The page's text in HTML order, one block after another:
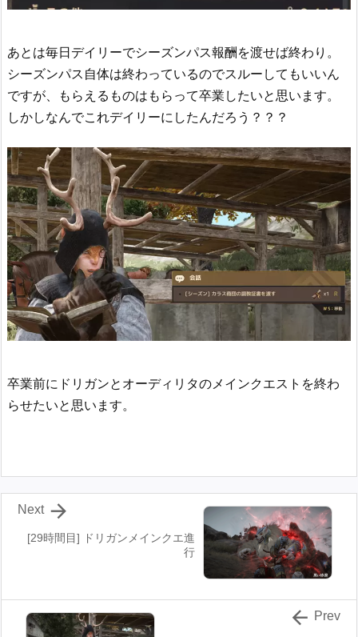
あとは毎日デイリーでシーズンパス報酬を渡せば終わり。
シーズンパス自体は終わっているのでスルーしてもいいん
ですが、もらえるものはもらって卒業したいと思います。
しかしなんでこれデイリーにしたんだろう？？？
卒業前にドリガンとオーディリタのメインクエストを終わ
らせたいと思います。
[29時間目] ドリガンメインクエ進
行

Next
 Prev